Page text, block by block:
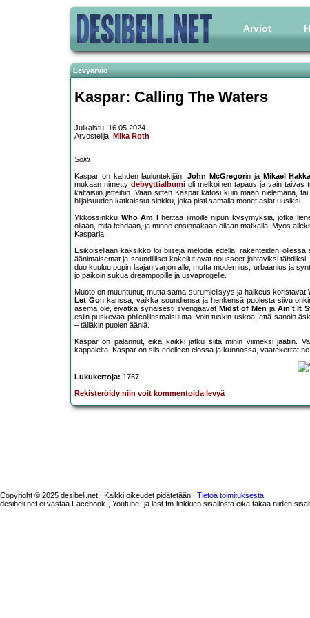
Arviot
Levyarvio
Kaspar: Calling The Waters
Julkaistu: 16.05.2024
Arvostelija: Mika Roth
Soliti
Kaspar on kahden lauluntekijän,John McGregorin ja Mikael
mukaan nimettydebyyttialbumi oli melkoinen tapaus ja vain taivas
kaltaisiin jätteihin. Vaan sitten Kaspar katosi kuin maan nielemänä,
hiljaisuuden katkaissut sinkku, joka pisti samalla monet asiat uusiksi.
Ykkössinkku Who Am I
heittää ilmoille nipun kysymyksiä, jotka
ollaan, mitä tehdään, ja minne ensinnäkään ollaan matkalla. Myös
Kasparia.
Esikoisellaan kaksikko loi biisejä melodia edellä, rakenteiden
äänimaisemat ja soundilliset kokeilut ovat nousseet johtaviksi
duo kuuluu popin laajan varjon alle, mutta modernius, urbaanius ja
jo paikoin sukua dreampopille ja usvaprogelle.
Muoto on muuntunut, mutta sama surumielisyys ja haikeus koristavat
Let Gon kanssa, vaikka soundiensa ja henkensä puolesta siivu
asema ole, eivätkä synaisesti svengaavat Midst of Men ja Ain’t It
esiin puskevaa philcollinsmaisuutta. Voin tuskin uskoa, että sanoin
– tälläkin puolen ääniä.
Kaspar on palannut, eikä kaikki jatku siitä mihin viimeksi jäätiin.
kappaleita. Kaspar on siis edelleen elossa ja kunnossa, vaatekerrat
Lukukertoja: 1767
Rekisteröidy niin voit kommentoida levyä
Copyright © 2025 desibeli.net | Kaikki oikeudet pidätetään | Tietoa toimituksesta
desibeli.net ei vastaa Facebook-, Youtube- ja last.fm-linkkien sisällöstä eikä takaa niiden